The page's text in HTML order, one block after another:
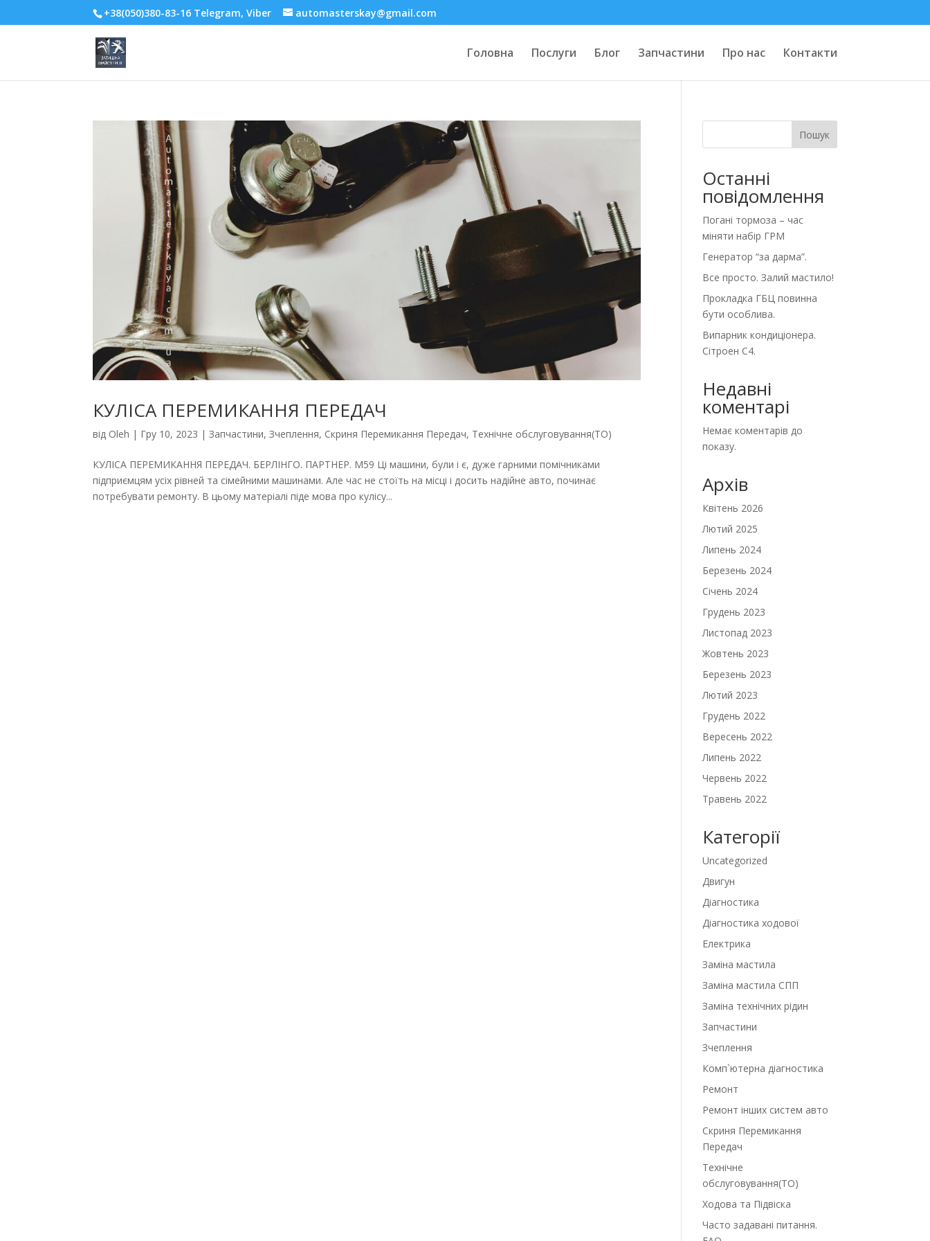
+38(050)380-83-16 Telegram, Viber automasterskay@gmail.com
Головна Послуги Блог Запчастини Про нас Контакти
КУЛІСА ПЕРЕМИКАННЯ ПЕРЕДАЧ
від Oleh | Гру 10, 2023 |Запчастини,Зчеплення, Скриня Перемикання Передач, Технічне обслуговування(ТО)
КУЛІСА ПЕРЕМИКАННЯ ПЕРЕДАЧ. БЕРЛІНГО. ПАРТНЕР. М59 Ці машини, були і є, дуже гарними помічниками
підприємцям усіх рівней та сімейними машинами. Але час не стоїть на місці і досить надійне авто, починає
потребувати ремонту. В цьому матеріалі піде мова про кулісу...
Пошук
Останні
повідомлення
Погані тормоза – час
міняти набір ГРМ
Генератор “за дарма”.
Все просто. Залий мастило!
Прокладка ГБЦ повинна
бути особлива.
Випарник кондиціонера.
Сітроен С4.
Недавні
коментарі
Немає коментарів до
показу.
Архів
Квітень 2026
Лютий 2025
Липень 2024
Березень 2024
Січень 2024
Грудень 2023
Листопад 2023
Жовтень 2023
Березень 2023
Лютий 2023
Грудень 2022
Вересень 2022
Липень 2022
Червень 2022
Травень 2022
Категорії
Uncategorized
Двигун
Діагностика
Діагностика ходової
Електрика
Заміна мастила
Заміна мастила СПП
Заміна технічних рідин
Запчастини
Зчеплення
Комп`ютерна діагностика
Ремонт
Ремонт інших систем авто
Скриня Перемикання
Передач
Технічне
обслуговування(ТО)
Ходова та Підвіска
Часто задавані питання.